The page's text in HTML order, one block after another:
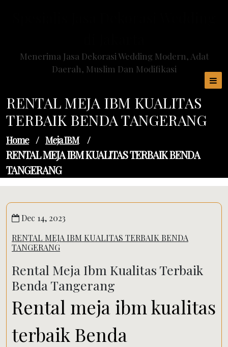
Menerima Jasa Dekorasi Wedding Modern, Adat
Daerah, Muslim Dan Modifikasi
RENTAL MEJA IBM KUALITAS
TERBAIK BENDA TANGERANG
Home / Meja IBM /
RENTAL MEJA IBM KUALITAS TERBAIK BENDA
TANGERANG
Dec 14, 2023
RENTAL MEJA IBM KUALITAS TERBAIK BENDA
TANGERANG
Rental Meja Ibm Kualitas Terbaik
Benda Tangerang
Rental meja ibm kualitas
terbaik Benda